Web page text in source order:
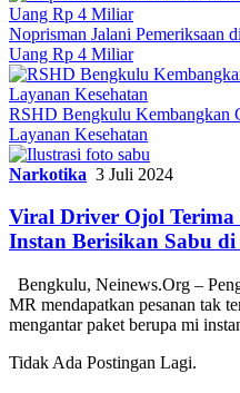
Noprisman Jalani Pemeriksaan
Uang Rp 4 Miliar
RSHD Bengkulu Kembangkan
Layanan Kesehatan
Narkotika 3 Juli 2024
Viral Driver Ojol Terima
Instan Berisikan Sabu
Bengkulu, Neinews.Org –
MR mendapatkan pesanan tak
mengantar paket berupa mi
Tidak Ada Postingan Lagi.